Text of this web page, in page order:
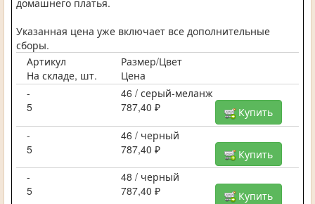
домашнего платья.
Указанная цена уже включает все дополнительные
сборы.
Артикул
Размер/Цвет
На складе, шт.
Цена
-
46 / серый-меланж
5
787,40 ₽
Купить
-
46 / черный
5
787,40 ₽
Купить
-
48 / черный
5
787,40 ₽
Купить